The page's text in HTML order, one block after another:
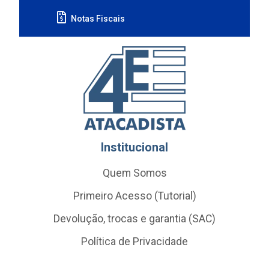
Notas Fiscais
Institucional
Quem Somos
Primeiro Acesso (Tutorial)
Devolução, trocas e garantia (SAC)
Política de Privacidade